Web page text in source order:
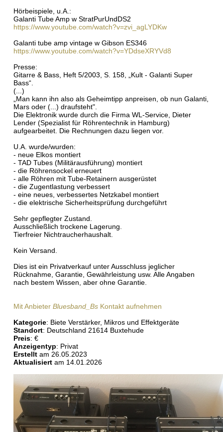
Hörbeispiele, u.A.:
Galanti Tube Amp w StratPurUndDS2
https://www.youtube.com/watch?v=zvi_agLYDKw
Galanti tube amp vintage w Gibson ES346
https://www.youtube.com/watch?v=YDdseXRYVd8
Presse:
Gitarre & Bass, Heft 5/2003, S. 158, „Kult - Galanti Super
Bass“.
(...)
„Man kann ihn also als Geheimtipp anpreisen, ob nun Galanti,
Mars oder (...) draufsteht".
Die Elektronik wurde durch die Firma WL-Service, Dieter
Lender (Spezialist für Röhrentechnik in Hamburg)
aufgearbeitet. Die Rechnungen dazu liegen vor.
U.A. wurde/wurden:
- neue Elkos montiert
- TAD Tubes (Militärausführung) montiert
- die Röhrensockel erneuert
- alle Röhren mit Tube-Retainern ausgerüstet
- die Zugentlastung verbessert
- eine neues, verbessertes Netzkabel montiert
- die elektrische Sicherheitsprüfung durchgeführt
Sehr gepflegter Zustand.
Ausschließlich trockene Lagerung.
Tierfreier Nichtraucherhaushalt.
Kein Versand.
Dies ist ein Privatverkauf unter Ausschluss jeglicher
Rücknahme, Garantie, Gewährleistung usw. Alle Angaben
nach bestem Wissen, aber ohne Garantie.
Mit Anbieter Bluesband_Bs Kontakt aufnehmen
Kategorie: Biete Verstärker, Mikros und Effektgeräte
Standort: Deutschland 21614 Buxtehude
Preis: €
Anzeigentyp: Privat
Erstellt am 26.05.2023
Aktualisiert am 14.01.2026